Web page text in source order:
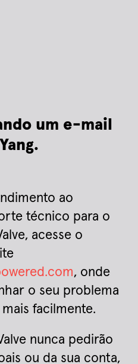
um e-mail
ao
técnico para o
acesse o
, onde
o seu problema
facilmente.
nunca pedirão
ou da sua conta,